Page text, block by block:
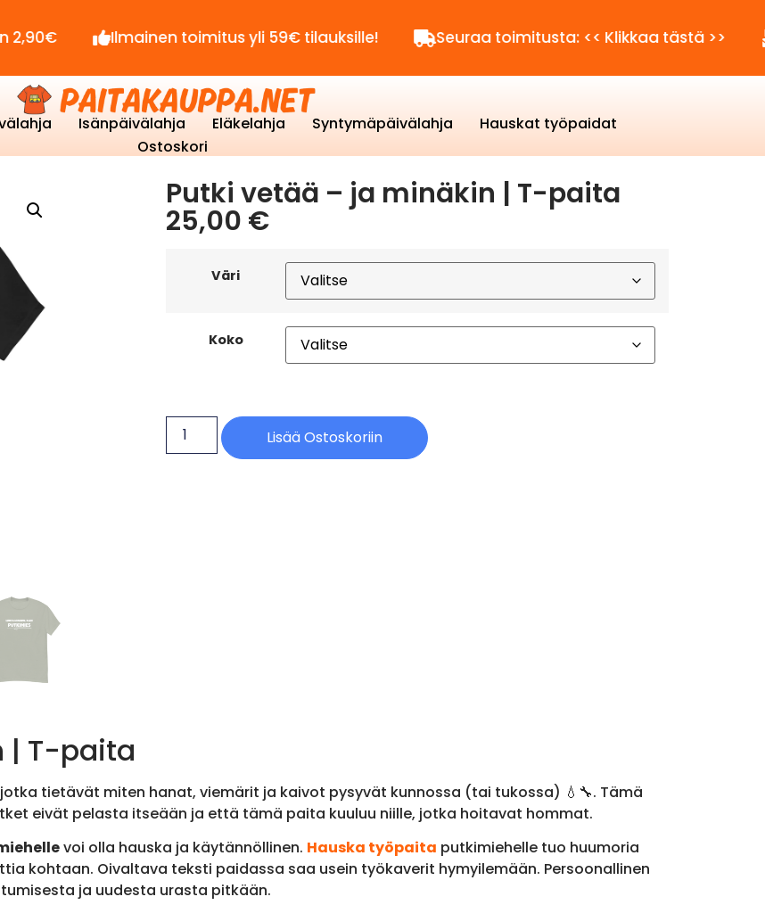
Ilmainen toimitus yli 59€ tilauksille! Seuraa toimitusta: << Klikkaa tästä >>
Isänpäivälahja Eläkelahja Syntymäpäivälahja
Hauskat työpaidat
Ostoskori
Putki vetää – ja minäkin | T-paita
25,00 €
Väri
Koko
Lisää Ostoskoriin
| T-paita
tietävät miten hanat, viemärit ja kaivot pysyvät kunnossa (tai tukossa) 💧🔧. Tämä
eivät pelasta itseään ja että tämä paita kuuluu niille, jotka hoitavat hommat.
voi olla hauska ja käytännöllinen. Hauska työpaita putkimiehelle tuo huumoria
kohtaan. Oivaltava teksti paidassa saa usein työkaverit hymyilemään. Persoonallinen
ja uudesta urasta pitkään.